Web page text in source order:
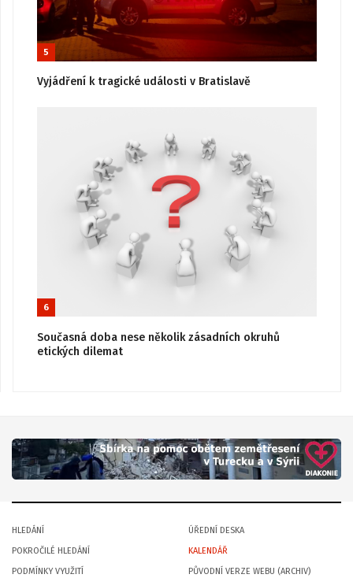
5
Vyjádření k tragické události v Bratislavě
6
Současná doba nese několik zásadních okruhů
etických dilemat
HLEDÁNÍ
POKROČILÉ HLEDÁNÍ
PODMÍNKY VYUŽITÍ
ÚŘEDNÍ DESKA
KALENDÁŘ
PŮVODNÍ VERZE WEBU (ARCHIV)